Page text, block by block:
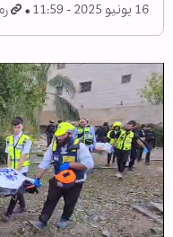
16 يونيو 2025 - 11:59